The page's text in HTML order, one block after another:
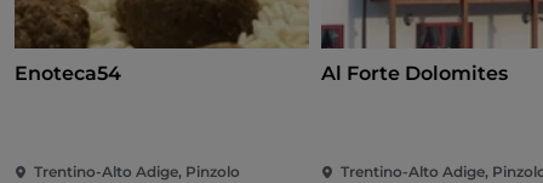
Enoteca54
Trentino-Alto Adige, Pinzolo
Al Forte Dolomites
Trentino-Alto Adige,